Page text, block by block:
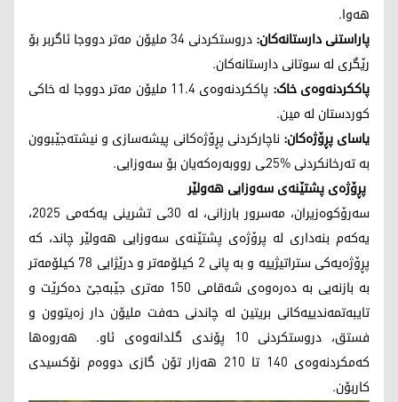
هەوا.
پاراستنی دارستانەکان:
دروستکردنی 34 ملیۆن مەتر دووجا ئاگربر بۆ
رێگری لە سوتانی دارستانەکان.
پاککردنەوەی خاک:
پاککردنەوەی 11.4 ملیۆن مەتر دووجا لە خاکی
کوردستان لە مین.
یاسای پڕۆژەکان: ناچارکردنی پڕۆژەکانی پیشەسازی و نیشتەجێبوون
بە تەرخانکردنی %25ـی رووبەرەکەیان بۆ سەوزایی.
پڕۆژەی پشتێنەی سەوزایی هەولێر
سەرۆکوەزیران، مەسرور بارزانی، لە 30ـی تشرینی یەکەمی 2025،
یەکەم بنەداری لە پرۆژەی پشتێنەی سەوزایی هەولێر چاند، کە
پڕۆژەیەکی ستراتیژییە و بە پانی 2 کیلۆمەتر و درێژایی 78 کیلۆمەتر
بە بازنەیی بە دەرەوەی شەقامی 150 مەتری جێبەجێ دەکرێت و
تایبەتمەندییەکانی بریتین لە چاندنی حەفت ملیۆن دار زەیتوون و
فستق، دروستکردنی 10 پۆندی گلدانەوەی ئاو. هەروەها
کەمکردنەوەی 140 تا 210 هەزار تۆن گازی دووەم نۆکسیدی
کاربۆن.